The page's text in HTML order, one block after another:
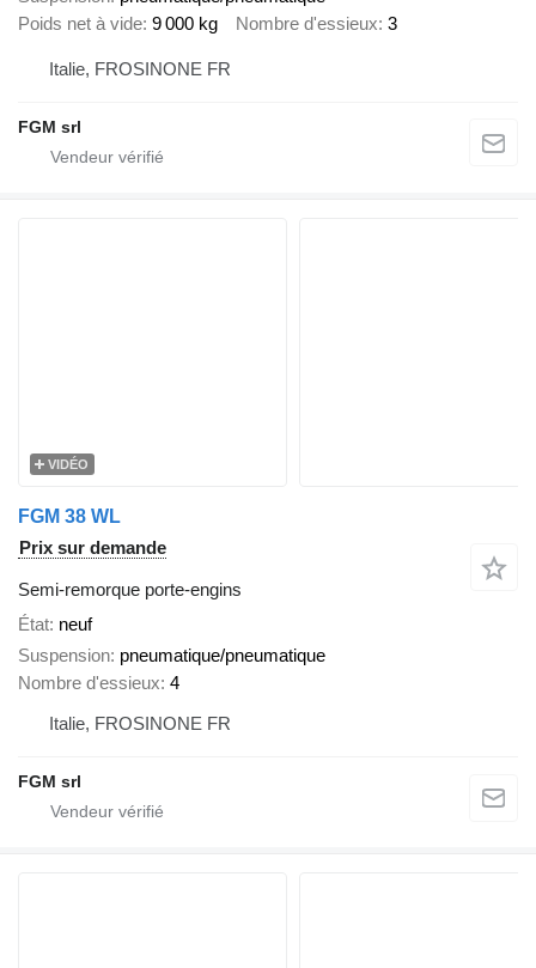
Poids net à vide 9 000 kg Nombre d'essieux 3
Italie, FROSINONE FR
FGM srl
VIDÉO
FGM 38 WL
Prix sur demande
Semi-remorque porte-engins
État neuf
Suspension pneumatique/pneumatique
Nombre d'essieux 4
Italie, FROSINONE FR
FGM srl